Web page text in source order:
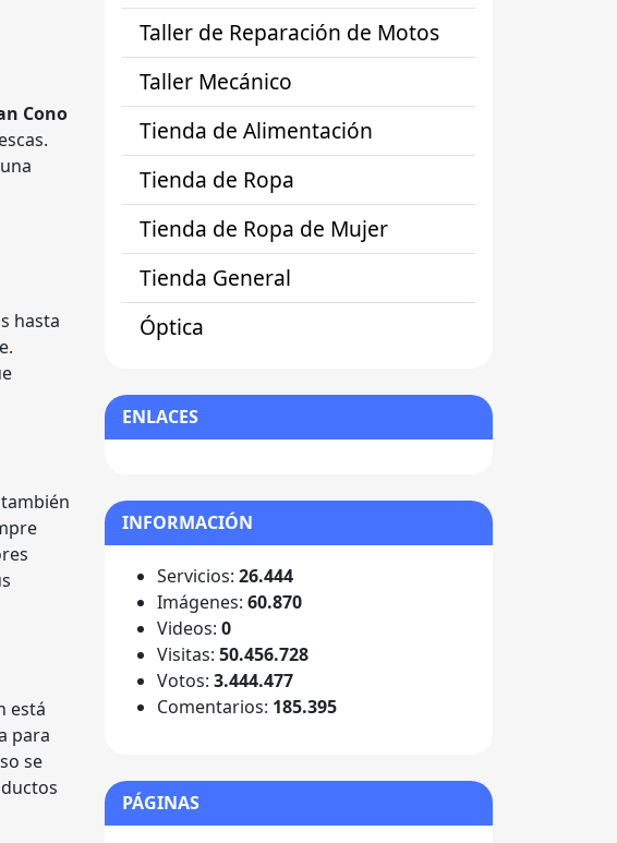
Cono
hasta
está
para
se
Taller de Reparación de Motos
Taller Mecánico
Tienda de Alimentación
Tienda de Ropa
Tienda de Ropa de Mujer
Tienda General
Óptica
ENLACES
INFORMACIÓN
Servicios: 26.444
Imágenes: 60.870
Videos: 0
Visitas: 50.456.728
Votos: 3.444.477
Comentarios: 185.395
PÁGINAS